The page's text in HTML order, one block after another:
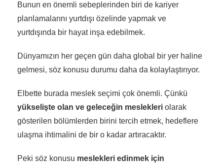
Bunun en önemli sebeplerinden biri de kariyer
planlamalarını yurtdışı özelinde yapmak ve
yurtdışında bir hayat inşa edebilmek.
Dünyamızın her geçen gün daha global bir yer haline
gelmesi, söz konusu durumu daha da kolaylaştırıyor.
Elbette burada meslek seçimi çok önemli. Çünkü
yükselişte olan ve geleceğin meslekleri olarak
gösterilen bölümlerden birini tercih etmek, hedeflere
ulaşma ihtimalini de bir o kadar artıracaktır.
Peki söz konusu meslekleri edinmek için